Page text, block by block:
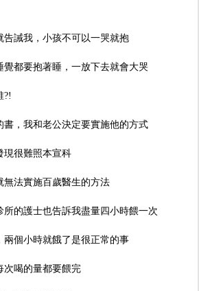
告誡我，小孩不可以一哭就抱
覺都要抱著睡，一放下去就會大哭
?!
書，我和老公決定要實施他的方式
現很難照本宣科
無法實施百歲醫生的方法
所的護士也告訴我盡量四小時餵一次
兩個小時就餓了是很正常的事
次喝的量都要餵完